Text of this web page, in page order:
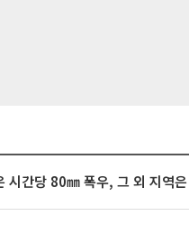
시간당 80㎜ 폭우, 그 외 지역